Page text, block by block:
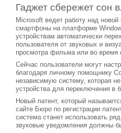
Гаджет сбережет сон
Microsoft ведет работу над
смартфоны на платформе
устройствам автоматически
пользователя от звуковых и
просмотра фильма или во время
Сейчас пользователи могут
благодаря личному помощнику
независимую систему, которая
устройства для переключения
Новый патент, который
сайте Бюро по регистрации
система станет использовать
звуковые уведомления должны